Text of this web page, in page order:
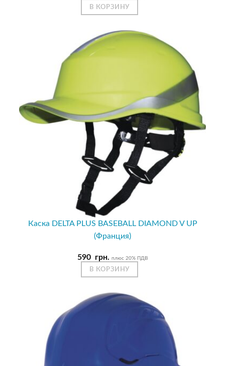
В КОРЗИНУ
Каска DELTA PLUS BASEBALL DIAMOND V UP
(Франция)
590 грн. плюс 20% ПДВ
В КОРЗИНУ